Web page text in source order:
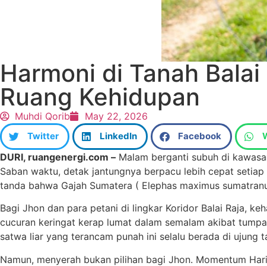
Harmoni di Tanah
Ruang Kehidupan
Muhdi Qorib May 22, 2026
Twitter LinkedIn Facebook
DURI, ruangenergi.com – Malam berganti subuh di
Saban waktu, detak jantungnya berpacu lebih cepat
tanda bahwa Gajah Sumatera ( Elephas maximus
Bagi Jhon dan para petani di lingkar Koridor Balai Raja,
cucuran keringat kerap lumat dalam semalam akibat
satwa liar yang terancam punah ini selalu berada di ujung
Namun, menyerah bukan pilihan bagi Jhon. Momentum